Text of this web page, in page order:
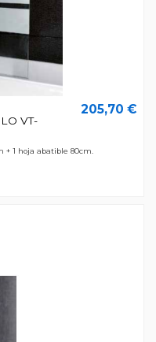
VT-
205,70 €
+ 1 hoja abatible 80cm.